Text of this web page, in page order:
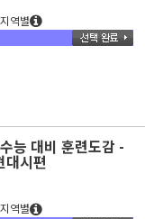
지역별
능 대비 훈련도감 -
대시편
지역별